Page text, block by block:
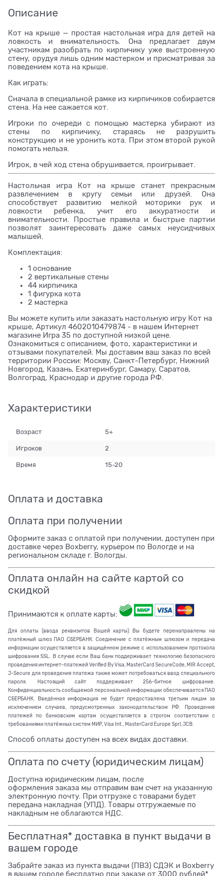
Описание
Кот на крыше — простая настольная игра для детей на
ловкость и внимательность. Она предлагает двум
участникам разобрать по кирпичику уже выстроенную
стену, орудуя лишь одним мастерком и присматривая за
поведением кота на крыше.
Как играть:
Сначала в специальной рамке из кирпичиков собирается
стена. На нее сажается кот.
Игроки по очереди с помощью мастерка убирают из
стены по кирпичику, стараясь не разрушить
конструкцию и не уронить кота. При этом второй рукой
помогать нельзя.
Игрок, в чей ход стена обрушивается, проигрывает.
Настольная игра Кот на крыше станет прекрасным
развлечением в кругу семьи или друзей. Она
способствует развитию мелкой моторики рук и
ловкости ребенка, учит его аккуратности и
внимательности. Простые правила и быстрые партии
позволят заинтересовать даже самых неусидчивых
малышей.
Комплектация:
1 основание
2 вертикальные стены
44 кирпичика
1 фигурка кота
2 мастерка
Вы можете купить или заказать настольную игру Кот на
крыше, Артикул 4602010479874 - в нашем Интернет
магазине Игра 35 по доступной низкой цене.
Ознакомиться с описанием, фото, характеристики и
отзывами покупателей. Мы доставим ваш заказ по всей
территории России: Москву, Санкт-Петербург, Нижний
Новгород, Казань, Екатеринбург, Самару, Саратов,
Волгоград, Краснодар и другие города РФ.
Характеристики
Возраст 5+
Игроков 2
Время 15-20
Оплата и доставка
Оплата при получении
Оформите заказ с оплатой при получении, доступен при
доставке через Boxberry, курьером по Вологде и на
региональном складе г. Вологды.
Оплата онлайн на сайте картой со
скидкой
Принимаются к оплате карты:
Для оплаты (ввода реквизитов Вашей карты) Вы будете перенаправлены на
платёжный шлюз ПАО СБЕРБАНК. Соединение с платёжным шлюзом и передача
информации осуществляется в защищённом режиме с использованием протокола
шифрования SSL. В случае если Ваш банк поддерживает технологию безопасного
проведения интернет-платежей Verified By Visa, MasterCard SecureCode, MIR Accept,
J-Secure для проведения платежа также может потребоваться ввод специального
пароля. Настоящий сайт поддерживает 256-битное шифрование.
Конфиденциальность сообщаемой персональной информации обеспечивается ПАО
СБЕРБАНК. Введённая информация не будет предоставлена третьим лицам за
исключением случаев, предусмотренных законодательством РФ. Проведение
платежей по банковским картам осуществляется в строгом соответствии с
требованиями платёжных систем МИР, Visa Int., MasterCard Europe Sprl, JCB.
Способ оплаты доступен на всех видах доставки.
Оплата по счету (юридическим лицам)
Доступна юридическим лицам, после
оформления заказа мы отправим вам счет на указанную
электронную почту. При отгрузке с товарами будет
передана накладная (УПД). Товары отгружаемые по
накладным не облагаются НДС.
Бесплатная* доставка в пункт выдачи в
вашем городе
Забрайте заказ из пункта выдачи (ПВЗ) СДЭК и Boxberry
в вашем городе бесплатно при заказе от 3000 рублей*.